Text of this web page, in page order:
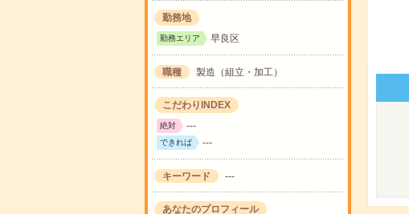
勤務地
勤務エリア 早良区
職種 製造（組立・加工）
こだわりINDEX
絶対 ---
できれば ---
キーワード ---
あなたのプロフィール